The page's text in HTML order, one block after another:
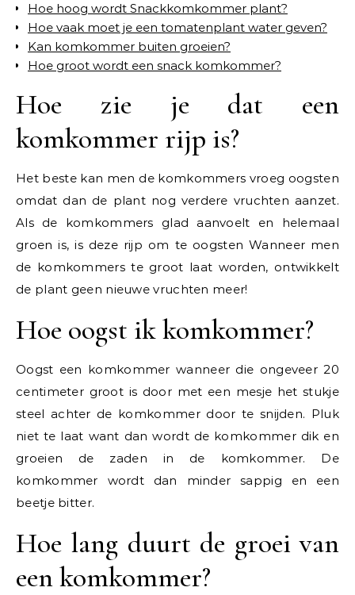
Hoe hoog wordt Snackkomkommer plant?
Hoe vaak moet je een tomatenplant water geven?
Kan komkommer buiten groeien?
Hoe groot wordt een snack komkommer?
Hoe zie je dat een
komkommer rijp is?
Het beste kan men de komkommers vroeg oogsten
omdat dan de plant nog verdere vruchten aanzet.
Als de komkommers glad aanvoelt en helemaal
groen is, is deze rijp om te oogsten Wanneer men
de komkommers te groot laat worden, ontwikkelt
de plant geen nieuwe vruchten meer!
Hoe oogst ik komkommer?
Oogst een komkommer wanneer die ongeveer 20
centimeter groot is door met een mesje het stukje
steel achter de komkommer door te snijden. Pluk
niet te laat want dan wordt de komkommer dik en
groeien de zaden in de komkommer. De
komkommer wordt dan minder sappig en een
beetje bitter.
Hoe lang duurt de groei van
een komkommer?